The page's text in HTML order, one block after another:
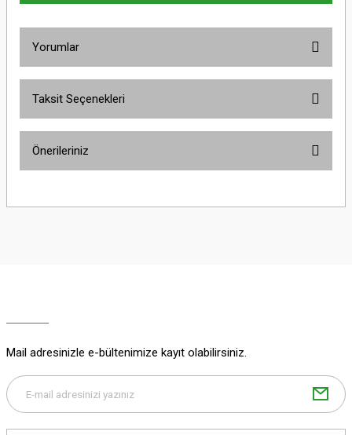
Yorumlar
Taksit Seçenekleri
Önerileriniz
yetersiz gördüğünüz noktaları öneri formunu kullanarak tarafımıza
Bu ürüne benzer farklı alternatifler olmalı.
Mail adresinizle e-bültenimize kayıt olabilirsiniz.